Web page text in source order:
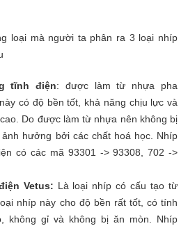
loại mà người ta phân ra 3 loại nhíp
tĩnh điện: được làm từ nhựa pha
có độ bền tốt, khả năng chịu lực và
Do được làm từ nhựa nên không bị
hưởng bởi các chất hoá học. Nhíp
có các mã 93301 -> 93308, 702 ->
Vetus: Là loại nhíp có cấu tạo từ
nhíp này cho độ bền rất tốt, có tính
không gỉ và không bị ăn mòn. Nhíp